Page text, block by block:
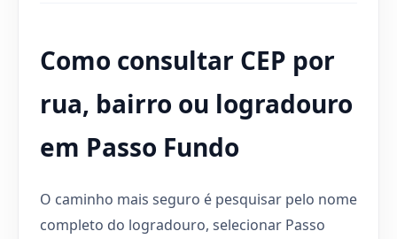
Como consultar CEP por
rua, bairro ou logradouro
em Passo Fundo
O caminho mais seguro é pesquisar pelo nome
completo do logradouro, selecionar Passo